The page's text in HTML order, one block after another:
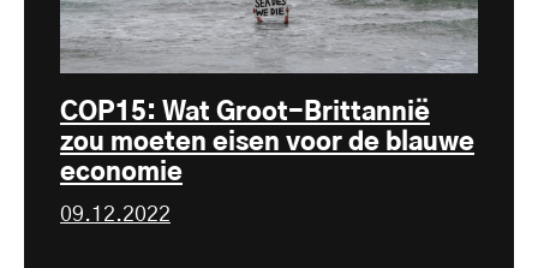
COP15: Wat Groot-Brittannië
zou moeten eisen voor de blauwe
economie
09.12.2022